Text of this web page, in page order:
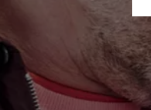
Kaufoptionen
E-Auto-Förderung
Software und
Die ID. Software 6
ID. Software
Digitale Extras
Schnittstellen zu
Hybridautos
Marke und Erlebnis
Volkswagen R und R